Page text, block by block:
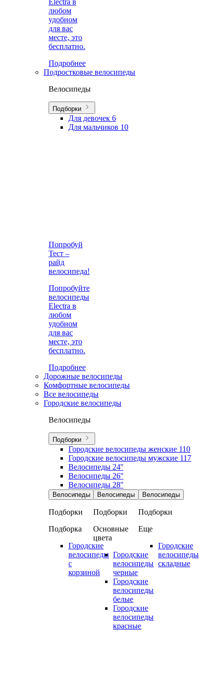
Electra в
любом
удобном
для вас
месте, это
бесплатно.
Подробнее
Подростковые велосипеды
Велосипеды
Подборки
Для девочек 6
Для мальчиков 10
Попробуй
Тест –
райд
велосипеда!
Попробуйте
велосипеды
Electra в
любом
удобном
для вас
месте, это
бесплатно.
Подробнее
Дорожные велосипеды
Комфортные велосипеды
Все велосипеды
Городские велосипеды
Велосипеды
Подборки
Городские велосипеды женские 110
Городские велосипеды мужские 117
Велосипеды 24''
Велосипеды 26''
Велосипеды 28''
Велосипеды
Подборки
Подборка
Городские
велосипеды
с
корзиной
Велосипеды
Подборки
Основные
цвета
Городские
велосипеды
черные
Городские
велосипеды
белые
Городские
велосипеды
красные
Велосипеды
Подборки
Еще
Городские
велосипеды
складные